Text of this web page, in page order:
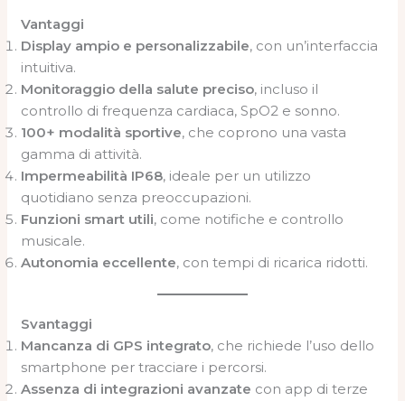
Vantaggi
Display ampio e personalizzabile, con un’interfaccia
intuitiva.
Monitoraggio della salute preciso, incluso il
controllo di frequenza cardiaca, SpO2 e sonno.
100+ modalità sportive, che coprono una vasta
gamma di attività.
Impermeabilità IP68, ideale per un utilizzo
quotidiano senza preoccupazioni.
Funzioni smart utili, come notifiche e controllo
musicale.
Autonomia eccellente, con tempi di ricarica ridotti.
Svantaggi
Mancanza di GPS integrato, che richiede l’uso dello
smartphone per tracciare i percorsi.
Assenza di integrazioni avanzate con app di terze